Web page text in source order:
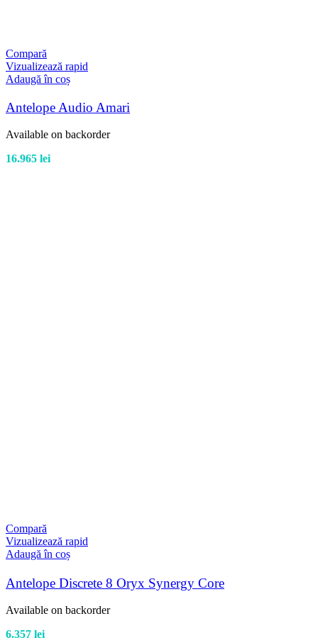
Compară
Vizualizează rapid
Adaugă în coș
Antelope Audio Amari
Available on backorder
16.965 lei
Compară
Vizualizează rapid
Adaugă în coș
Antelope Discrete 8 Oryx Synergy Core
Available on backorder
6.357 lei